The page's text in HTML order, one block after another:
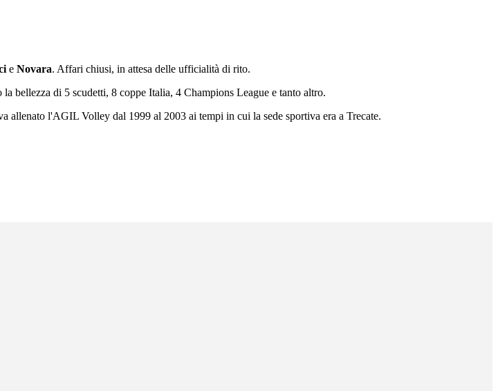
e Novara. Affari chiusi, in attesa delle ufficialità di rito.
la bellezza di 5 scudetti, 8 coppe Italia, 4 Champions League e tanto altro.
allenato l'AGIL Volley dal 1999 al 2003 ai tempi in cui la sede sportiva era a Trecate.